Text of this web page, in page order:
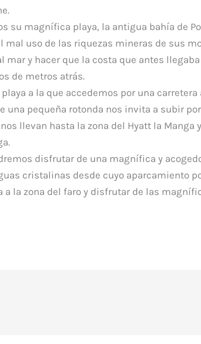
su magnífica playa, la antigua bahía de
mal uso de las riquezas mineras de sus
mar y hacer que la costa que antes
de metros atrás.
a la que accedemos por una carretera
una pequeña rotonda nos invita a subir
llevan hasta la zona del Hyatt la Manga
disfrutar de una magnífica y
cristalinas desde cuyo aparcamiento
a la zona del faro y disfrutar de las